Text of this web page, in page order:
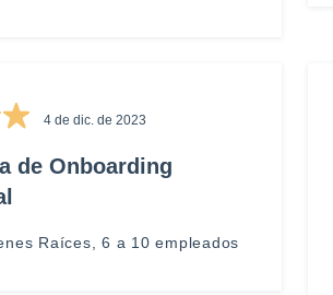
4 de dic. de 2023
de Onboarding
Raíces, 6 a 10 empleados